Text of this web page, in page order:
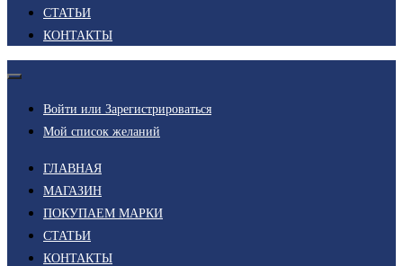
СТАТЬИ
КОНТАКТЫ
Войти или Зарегистрироваться
Мой список желаний
ГЛАВНАЯ
МАГАЗИН
ПОКУПАЕМ МАРКИ
СТАТЬИ
КОНТАКТЫ